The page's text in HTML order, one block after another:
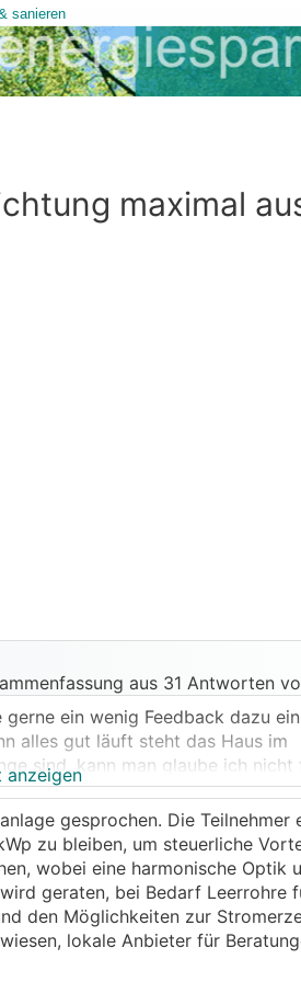
maximal
aus 31 Antworten
ein wenig Feedback dazu
alles gut läuft steht das Haus im
sind, kann man glaube ich nicht
aus.🤞😁
alles mit 400W Modulen
für einen groben Anhalt sollte
Flächen (4x Dach, 3x
jetzt, welche Kombination
besser vorstellen
anzeigen
gesprochen. Die Teilnehmer
zu bleiben, um steuerliche
wobei eine harmonische Optik
geraten, bei Bedarf Leerrohre
den Möglichkeiten zur
lokale Anbieter für